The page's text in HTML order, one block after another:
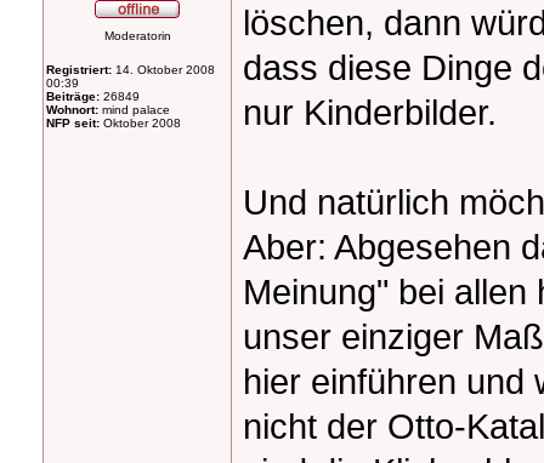
Moderatorin
Registriert: 14. Oktober 2008
00:39
Beiträge: 26849
Wohnort: mind palace
NFP seit: Oktober 2008
löschen, dann
dass diese Dinge
nur Kinderbilder.
Und natürlich
Aber: Abgesehen
Meinung" bei
unser einziger
hier einführen und
nicht der Otto-